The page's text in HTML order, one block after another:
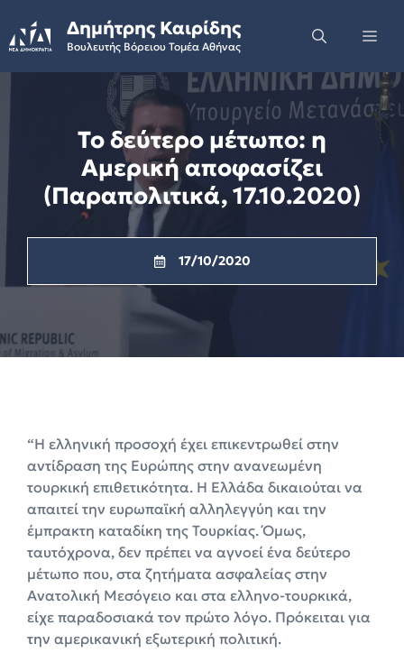
to
content
Δημήτρης Καιρίδης
Βουλευτής Βόρειου Τομέα Αθήνας
Το δεύτερο μέτωπο: η
Αμερική αποφασίζει
(Παραπολιτικά, 17.10.2020)
17/10/2020
“Η ελληνική προσοχή έχει επικεντρωθεί στην
αντίδραση της Ευρώπης στην ανανεωμένη
τουρκική επιθετικότητα. Η Ελλάδα δικαιούται να
απαιτεί την ευρωπαϊκή αλληλεγγύη και την
έμπρακτη καταδίκη της Τουρκίας. Όμως,
ταυτόχρονα, δεν πρέπει να αγνοεί ένα δεύτερο
μέτωπο που, στα ζητήματα ασφαλείας στην
Ανατολική Μεσόγειο και στα ελληνο-τουρκικά,
είχε παραδοσιακά τον πρώτο λόγο. Πρόκειται για
την αμερικανική εξωτερική πολιτική.